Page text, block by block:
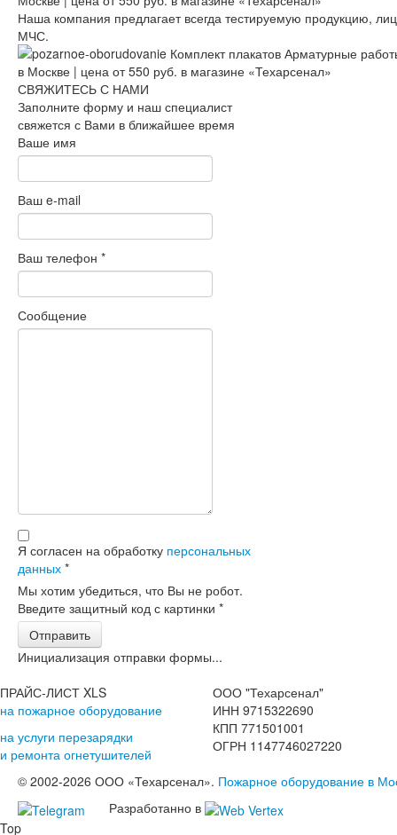
Наша компания предлагает всегда тестируемую продукцию,
МЧС.
СВЯЖИТЕСЬ С НАМИ
Заполните форму и наш специалист
свяжется с Вами в ближайшее время
Ваше имя
Ваш e-mail
Ваш телефон *
Сообщение
Я согласен на обработку персональных
данных *
Мы хотим убедиться, что Вы не робот.
Введите защитный код с картинки *
Отправить
Инициализация отправки формы...
ПРАЙС-ЛИСТ XLS
на пожарное оборудование
на услуги перезарядки
и ремонта огнетушителей
ООО "Техарсенал"
ИНН 9715322690
КПП 771501001
ОГРН 1147746027220
© 2002-2026 ООО «Техарсенал». Пожарное оборудование в
Разработанно в
Top